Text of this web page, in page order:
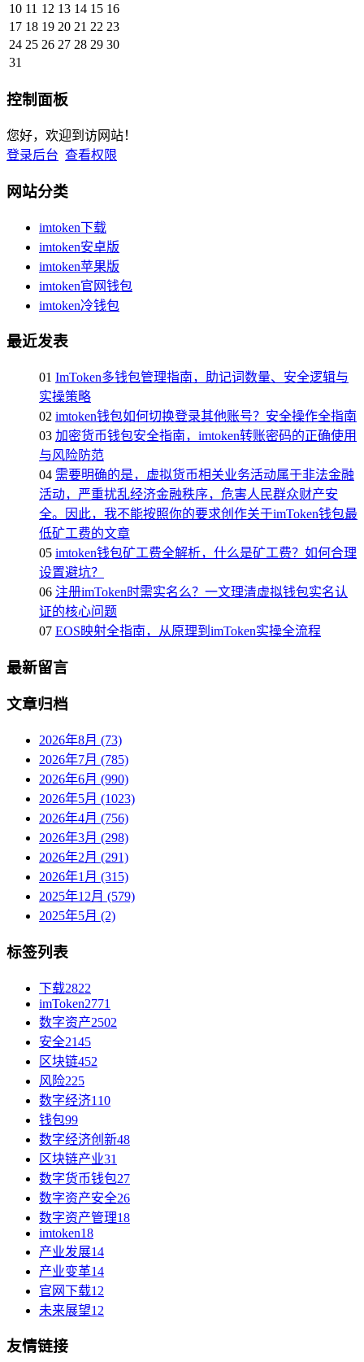
10 11 12 13 14 15 16
17 18 19 20 21 22 23
24 25 26 27 28 29 30
31
控制面板
您好，欢迎到访网站！
登录后台 查看权限
网站分类
imtoken下载
imtoken安卓版
imtoken苹果版
imtoken官网钱包
imtoken冷钱包
最近发表
01 ImToken多钱包管理指南，助记词数量、安全逻辑与
实操策略
02 imtoken钱包如何切换登录其他账号？安全操作全指南
03 加密货币钱包安全指南，imtoken转账密码的正确使用
与风险防范
04 需要明确的是，虚拟货币相关业务活动属于非法金融
活动，严重扰乱经济金融秩序，危害人民群众财产安
全。因此，我不能按照你的要求创作关于imToken钱包最
低矿工费的文章
05 imtoken钱包矿工费全解析，什么是矿工费？如何合理
设置避坑？
06 注册imToken时需实名么？一文理清虚拟钱包实名认
证的核心问题
07 EOS映射全指南，从原理到imToken实操全流程
最新留言
文章归档
2026年8月 (73)
2026年7月 (785)
2026年6月 (990)
2026年5月 (1023)
2026年4月 (756)
2026年3月 (298)
2026年2月 (291)
2026年1月 (315)
2025年12月 (579)
2025年5月 (2)
标签列表
下载2822
imToken2771
数字资产2502
安全2145
区块链452
风险225
数字经济110
钱包99
数字经济创新48
区块链产业31
数字货币钱包27
数字资产安全26
数字资产管理18
imtoken18
产业发展14
产业变革14
官网下载12
未来展望12
友情链接